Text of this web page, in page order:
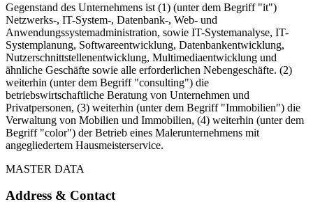
Gegenstand des Unternehmens ist (1) (unter dem Begriff "it")
Netzwerks-, IT-System-, Datenbank-, Web- und
Anwendungssystemadministration, sowie IT-Systemanalyse, IT-
Systemplanung, Softwareentwicklung, Datenbankentwicklung,
Nutzerschnittstellenentwicklung, Multimediaentwicklung und
ähnliche Geschäfte sowie alle erforderlichen Nebengeschäfte. (2)
weiterhin (unter dem Begriff "consulting") die
betriebswirtschaftliche Beratung von Unternehmen und
Privatpersonen, (3) weiterhin (unter dem Begriff "Immobilien") die
Verwaltung von Mobilien und Immobilien, (4) weiterhin (unter dem
Begriff "color") der Betrieb eines Malerunternehmens mit
angegliedertem Hausmeisterservice.
MASTER DATA
Address & Contact